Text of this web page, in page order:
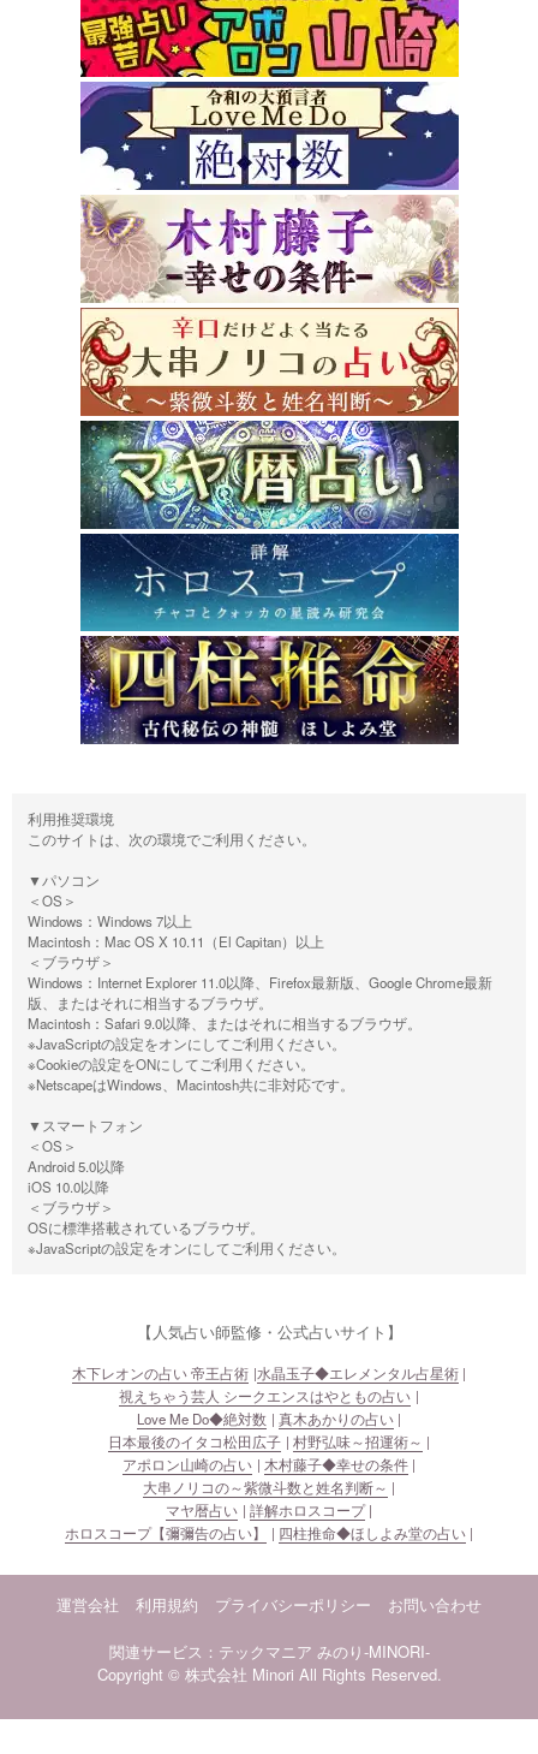
利用推奨環境
このサイトは、次の環境でご利用ください。
▼パソコン
＜OS＞
Windows：Windows 7以上
Macintosh：Mac OS X 10.11（El Capitan）以上
＜ブラウザ＞
Windows：Internet Explorer 11.0以降、Firefox最新版、Google Chrome最新
版、またはそれに相当するブラウザ。
Macintosh：Safari 9.0以降、またはそれに相当するブラウザ。
※JavaScriptの設定をオンにしてご利用ください。
※Cookieの設定をONにしてご利用ください。
※NetscapeはWindows、Macintosh共に非対応です。
▼スマートフォン
＜OS＞
Android 5.0以降
iOS 10.0以降
＜ブラウザ＞
OSに標準搭載されているブラウザ。
※JavaScriptの設定をオンにしてご利用ください。
【人気占い師監修・公式占いサイト】
木下レオンの占い 帝王占術 水晶玉子◆エレメンタル占星術
視えちゃう芸人 シークエンスはやともの占い
Love Me Do◆絶対数
真木あかりの占い
日本最後のイタコ松田広子
村野弘味～招運術～
アポロン山崎の占い
木村藤子◆幸せの条件
大串ノリコの～紫微斗数と姓名判断～
マヤ暦占い
詳解ホロスコープ
ホロスコープ【彌彌告の占い】
四柱推命◆ほしよみ堂の占い
運営会社 利用規約 プライバシーポリシー お問い合わせ
関連サービス：テックマニア みのり-MINORI-
Copyright © 株式会社 Minori All Rights Reserved.